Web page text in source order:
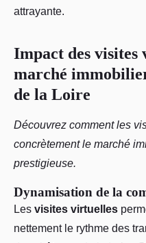
attrayante.
Impact des visites
marché
de la Loire
Découvrez comment les
concrètement le marché
prestigieuse.
Dynamisation de la
Les visites virtuelles
nettement le rythme des